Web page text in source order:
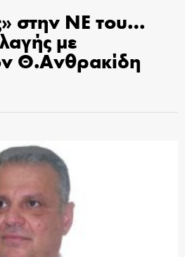
στην ΝΕ του…
με
Θ.Ανθρακίδη